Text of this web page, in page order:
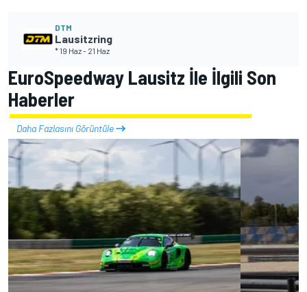
DTM
Lausitzring
* 19 Haz- 21 Haz
EuroSpeedway Lausitz İle İlgili Son
Haberler
Daha Fazlasını Görüntüle